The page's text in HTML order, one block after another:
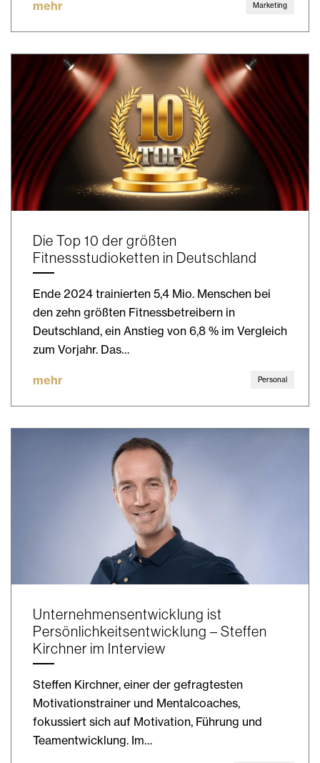
mehr Marketing
Die Top 10 der größten
Fitnessstudioketten in Deutschland
Ende 2024 trainierten 5,4 Mio. Menschen bei
den zehn größten Fitnessbetreibern in
Deutschland, ein Anstieg von 6,8 % im Vergleich
zum Vorjahr. Das…
mehr Personal
Unternehmensentwicklung ist
Persönlichkeitsentwicklung – Steffen
Kirchner im Interview
Steffen Kirchner, einer der gefragtesten
Motivationstrainer und Mentalcoaches,
fokussiert sich auf Motivation, Führung und
Teamentwicklung. Im…